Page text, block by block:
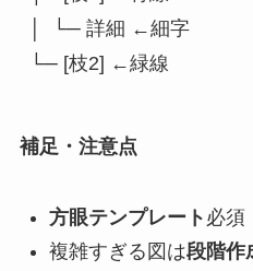
│  └─ 詳細 ←細字
└─ [枝2] ←緑線
補足・注意点
方眼テンプレート 必須
複雑すぎる図は段階作